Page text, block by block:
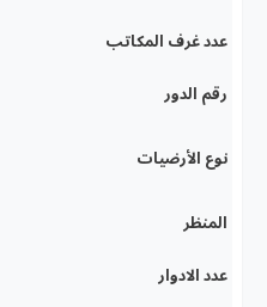
عدد غرف المكاتب
رقم الدور
نوع الأرضيات
المنظر
عدد الادوار